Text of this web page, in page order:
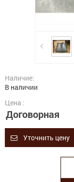
Наличие:
В наличии
Цена :
Договорная
Уточнить цену